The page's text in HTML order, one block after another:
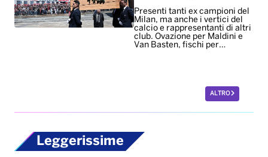
Presenti tanti ex campioni del
Milan, ma anche i vertici del
calcio e rappresentanti di altri
club. Ovazione per Maldini e
Van Basten, fischi per…
ALTRO
Leggerissime